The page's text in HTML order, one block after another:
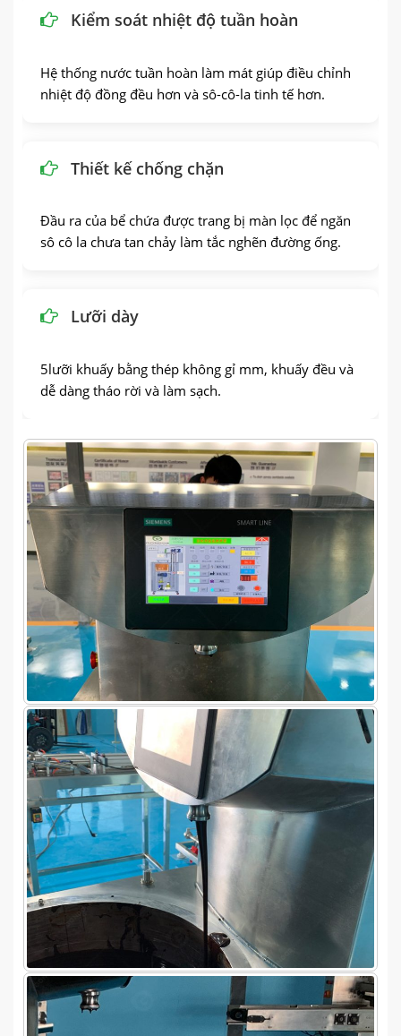
Kiểm soát nhiệt độ tuần hoàn
Hệ thống nước tuần hoàn làm mát giúp điều chỉnh
nhiệt độ đồng đều hơn và sô-cô-la tinh tế hơn.
Thiết kế chống chặn
Đầu ra của bể chứa được trang bị màn lọc để ngăn
sô cô la chưa tan chảy làm tắc nghẽn đường ống.
Lưỡi dày
5lưỡi khuấy bằng thép không gỉ mm, khuấy đều và
dễ dàng tháo rời và làm sạch.